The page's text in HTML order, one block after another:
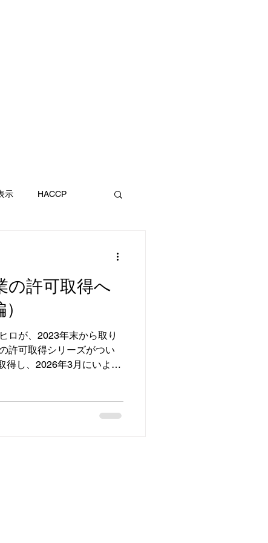
示 HACCP
の許可取得へ
ロが、2023年末から取り
許可取得シリーズがつい
得し、2026年3月にいよい
使用、成分規格検査もク